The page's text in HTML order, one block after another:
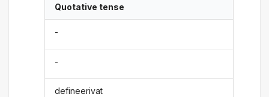
Quotative tense
-
-
defineerivat